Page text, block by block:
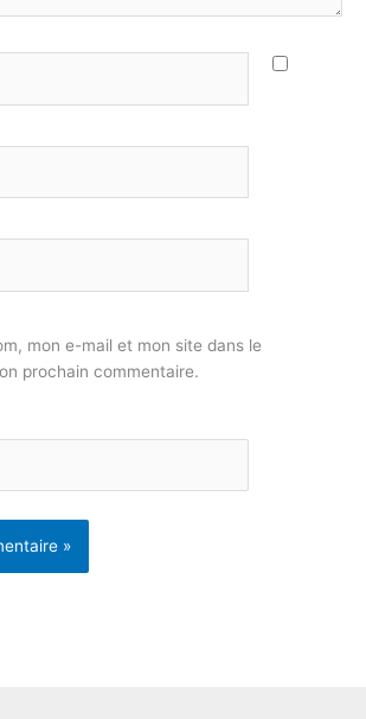
mon e-mail et mon site dans le
prochain commentaire.